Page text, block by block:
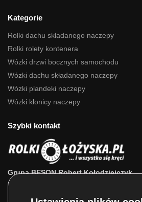
Kategorie
Rolki dachu składanego naczepy
Rolki rolety kontenera
Wózki drzwi bocznych samochodu
Wózki dachu składanego naczepy
Wózki plandeki naczepy
Wózki kłonicy naczepy
Szybki kontakt
Grupa BESON Robert Kołodziejczyk
ul. Powstańców Wlkp. 63a